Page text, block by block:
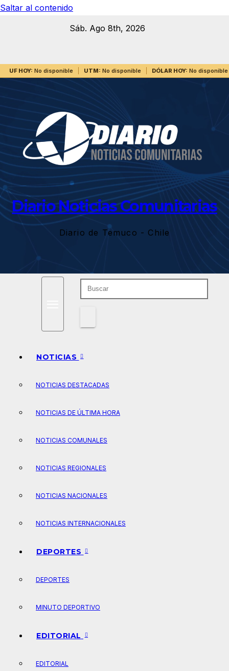
Saltar al contenido
Sáb. Ago 8th, 2026
UF HOY: No disponible UTM: No disponible DÓLAR HOY: No disponible
Diario Noticias Comunitarias
Diario de Temuco - Chile
NOTICIAS
NOTICIAS DESTACADAS
NOTICIAS DE ÚLTIMA HORA
NOTICIAS COMUNALES
NOTICIAS REGIONALES
NOTICIAS NACIONALES
NOTICIAS INTERNACIONALES
DEPORTES
DEPORTES
MINUTO DEPORTIVO
EDITORIAL
EDITORIAL